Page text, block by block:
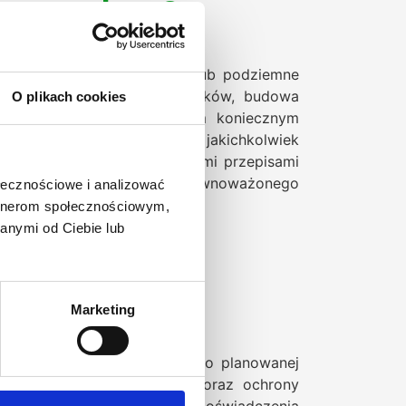
O plikach cookies
i analizować
społecznościowym,
od Ciebie lub
Marketing
wody powierzchniowe lub podziemne
wodnych, regulacja cieków, budowa
jest warunkiem koniecznym
przed rozpoczęciem jakichkolwiek
zgodne z obowiązującymi przepisami
znaczenie dla zrównoważonego
do pełnych informacji o planowanej
wodnego, hydrologii oraz ochrony